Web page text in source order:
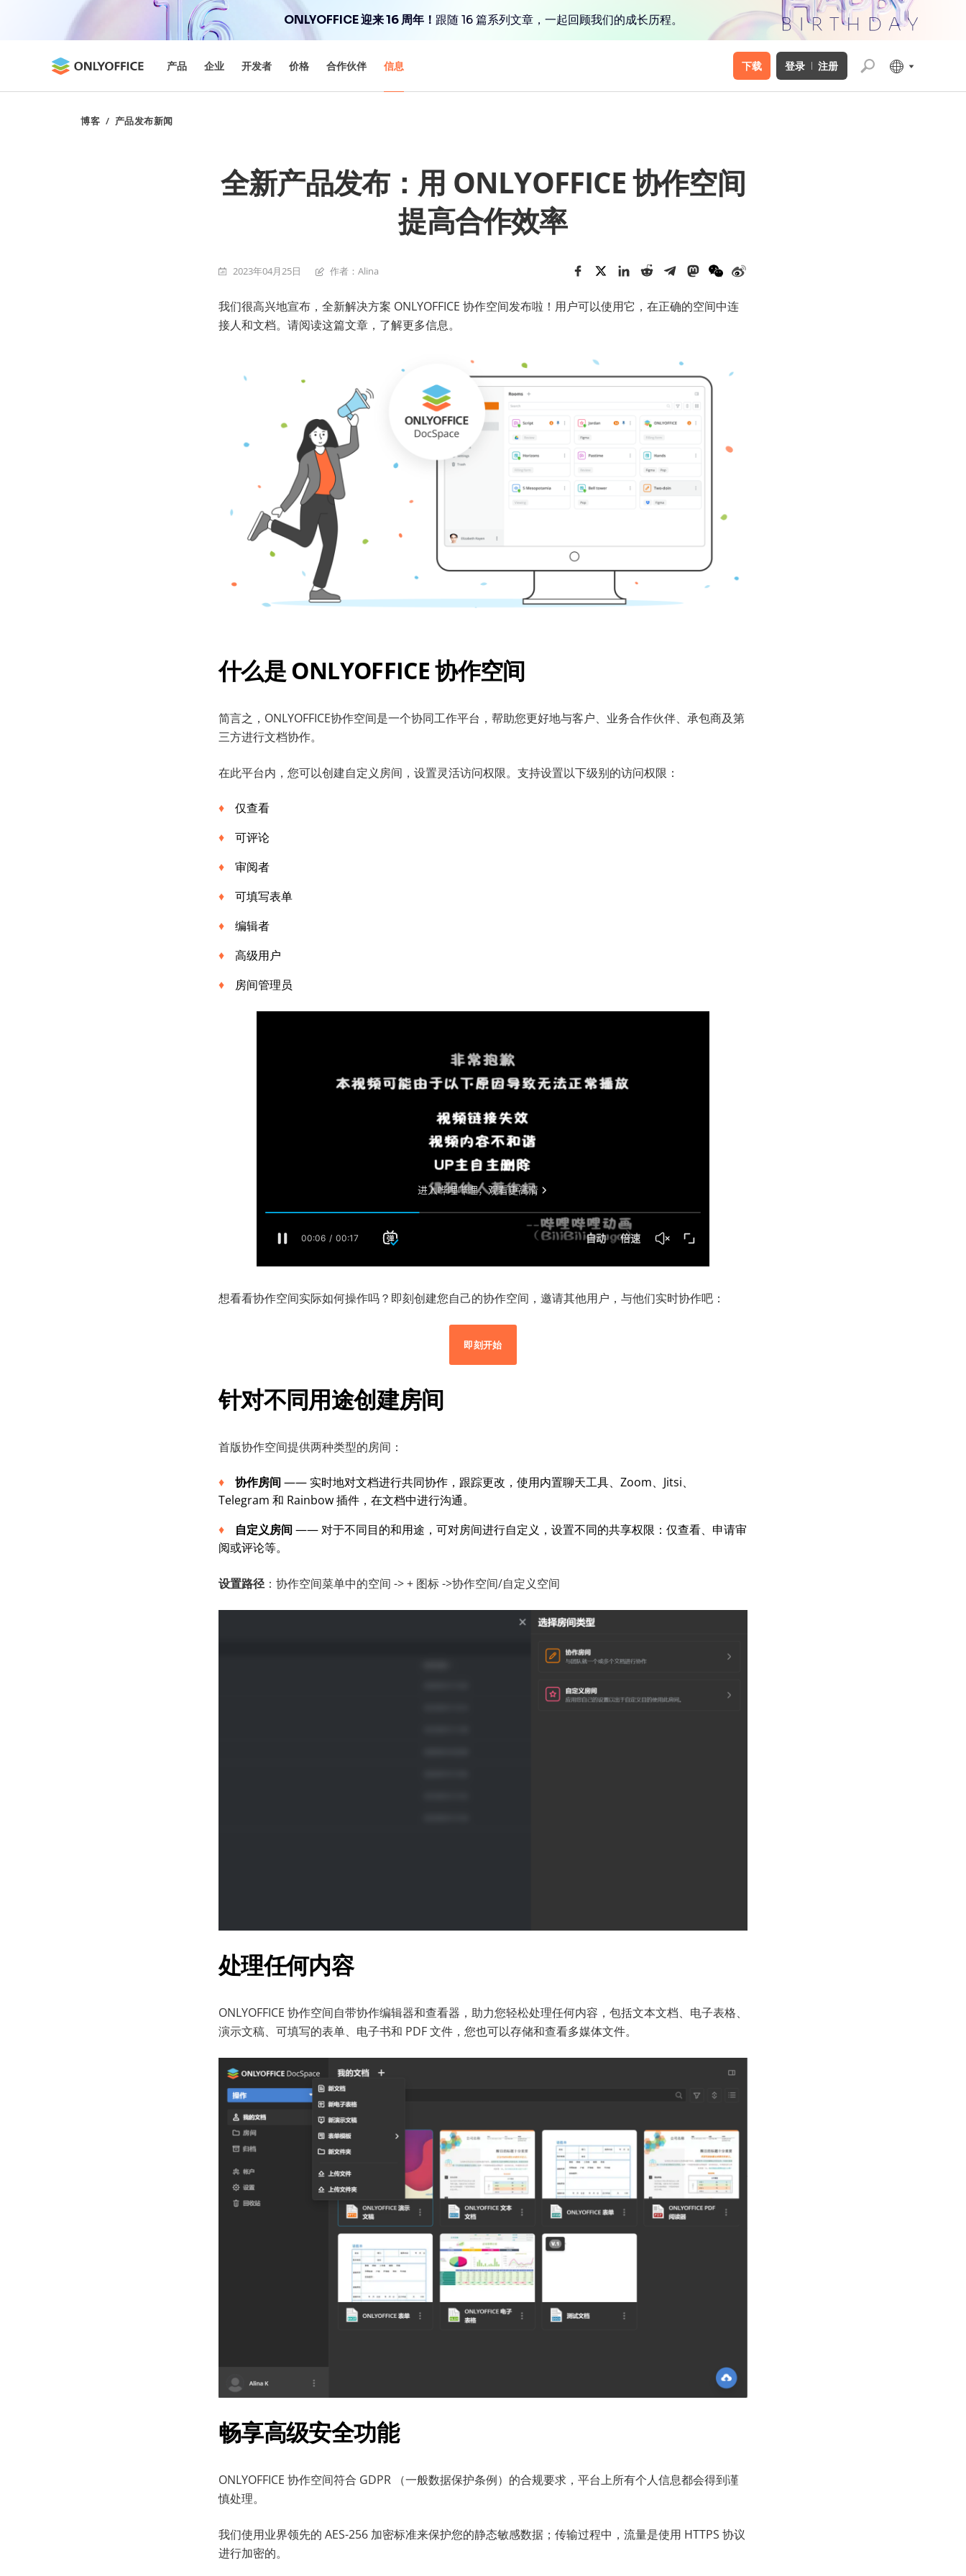
ONLYOFFICE 迎来 16 周年！ 跟随 16 篇系列文章，一起回顾我们的成长历程。
产品 企业 开发者 价格 合作伙伴 信息 下载 登录 注册
博客 / 产品发布新闻
全新产品发布：用 ONLYOFFICE 协作空间
提高合作效率
2023年04月25日 作者：Alina
我们很高兴地宣布，全新解决方案 ONLYOFFICE 协作空间发布啦！用户可以使用它，在正确的空间中连
接人和文档。请阅读这篇文章，了解更多信息。
什么是ONLYOFFICE 协作空间
简言之，ONLYOFFICE协作空间是一个协同工作平台，帮助您更好地与客户、业务合作伙伴、承包商及第
三方进行文档协作。
在此平台内，您可以创建自定义房间，设置灵活访问权限。支持设置以下级别的访问权限：
仅查看
可评论
审阅者
可填写表单
编辑者
高级用户
房间管理员
想看看协作空间实际如何操作吗？即刻创建您自己的协作空间，邀请其他用户，与他们实时协作吧：
即刻开始
针对不同用途创建房间
首版协作空间提供两种类型的房间：
协作房间—— 实时地对文档进行共同协作，跟踪更改，使用内置聊天工具、Zoom、Jitsi、
Telegram 和 Rainbow 插件，在文档中进行沟通。
自定义房间—— 对于不同目的和用途，可对房间进行自定义，设置不同的共享权限：仅查看、申请审
阅或评论等。
设置路径：协作空间菜单中的空间 -> + 图标 ->协作空间/自定义空间
处理任何内容
ONLYOFFICE 协作空间自带协作编辑器和查看器，助力您轻松处理任何内容，包括文本文档、电子表格、
演示文稿、可填写的表单、电子书和 PDF 文件，您也可以存储和查看多媒体文件。
畅享高级安全功能
ONLYOFFICE 协作空间符合 GDPR （一般数据保护条例）的合规要求，平台上所有个人信息都会得到谨
慎处理。
我们使用业界领先的 AES-256 加密标准来保护您的静态敏感数据；传输过程中，流量是使用 HTTPS 协议
进行加密的。